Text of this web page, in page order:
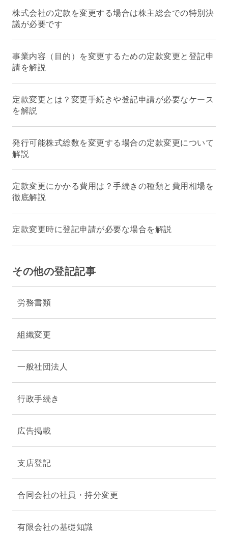
株式会社の定款を変更する場合は株主総会での特別決
議が必要です
事業内容（目的）を変更するための定款変更と登記申
請を解説
定款変更とは？変更手続きや登記申請が必要なケース
を解説
発行可能株式総数を変更する場合の定款変更について
解説
定款変更にかかる費用は？手続きの種類と費用相場を
徹底解説
定款変更時に登記申請が必要な場合を解説
その他の登記記事
労務書類
組織変更
一般社団法人
行政手続き
広告掲載
支店登記
合同会社の社員・持分変更
有限会社の基礎知識